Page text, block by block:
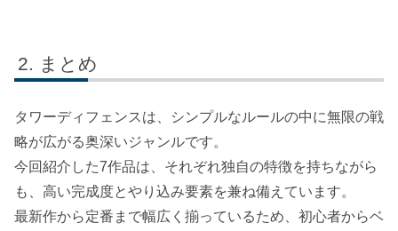
まとめ
タワーディフェンスは、シンプルなルールの中に無限の戦
略が広がる奥深いジャンルです。
今回紹介した7作品は、それぞれ独自の特徴を持ちながら
も、高い完成度とやり込み要素を兼ね備えています。
最新作から定番まで幅広く揃っているため、初心者からベ